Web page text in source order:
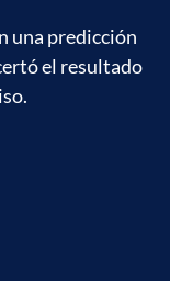
una predicción
el resultado